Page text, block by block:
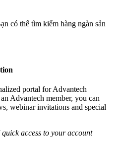
có thể tìm kiếm hàng ngàn sản
portal for Advantech
Advantech member, you can
webinar invitations and special
access to your account